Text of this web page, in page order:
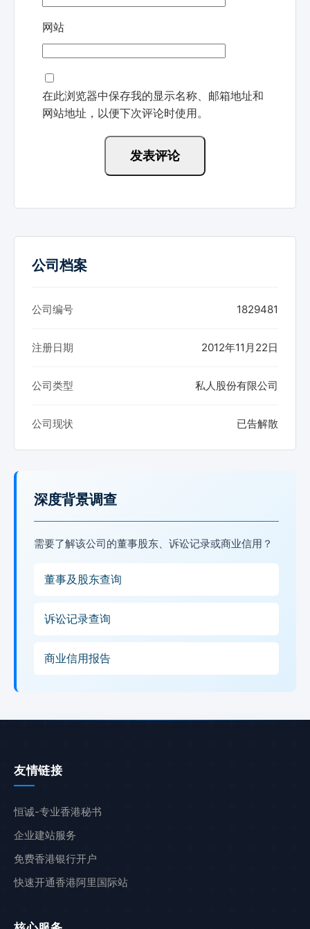
网站
在此浏览器中保存我的显示名称、邮箱地址和
网站地址，以便下次评论时使用。
公司档案
公司编号 1829481
注册日期 2012年11月22日
公司类型 私人股份有限公司
公司现状 已告解散
深度背景调查
需要了解该公司的董事股东、诉讼记录或商业信用？
董事及股东查询
诉讼记录查询
商业信用报告
友情链接
恒诚-专业香港秘书
企业建站服务
免费香港银行开户
快速开通香港阿里国际站